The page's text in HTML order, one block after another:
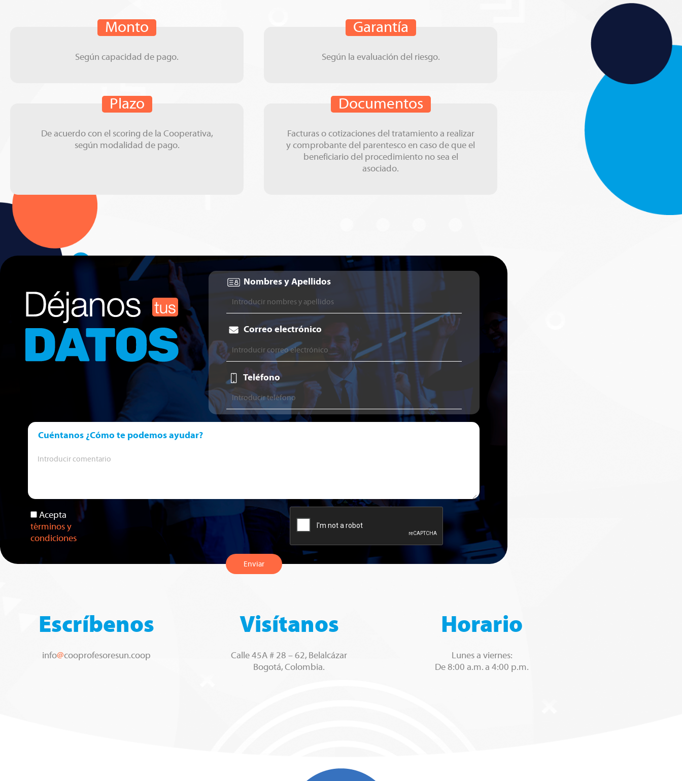
Monto
Según capacidad de pago.
Garantía
Según la evaluación del riesgo.
Plazo
De acuerdo con el scoring de la Cooperativa,
según modalidad de pago.
Documentos
Facturas o cotizaciones del tratamiento a realizar
y comprobante del parentesco en caso de que el
beneficiario del procedimiento no sea el
asociado.
Nombres y Apellidos
Correo electrónico
Teléfono
Cuéntanos ¿Cómo te podemos ayudar?
Acepta
términos y
condiciones
Enviar
Escríbenos
info@cooprofesoresun.coop
Visítanos
Calle 45A # 28 – 62, Belalcázar
Bogotá, Colombia.
Horario
Lunes a viernes:
De 8:00 a.m. a 4:00 p.m.